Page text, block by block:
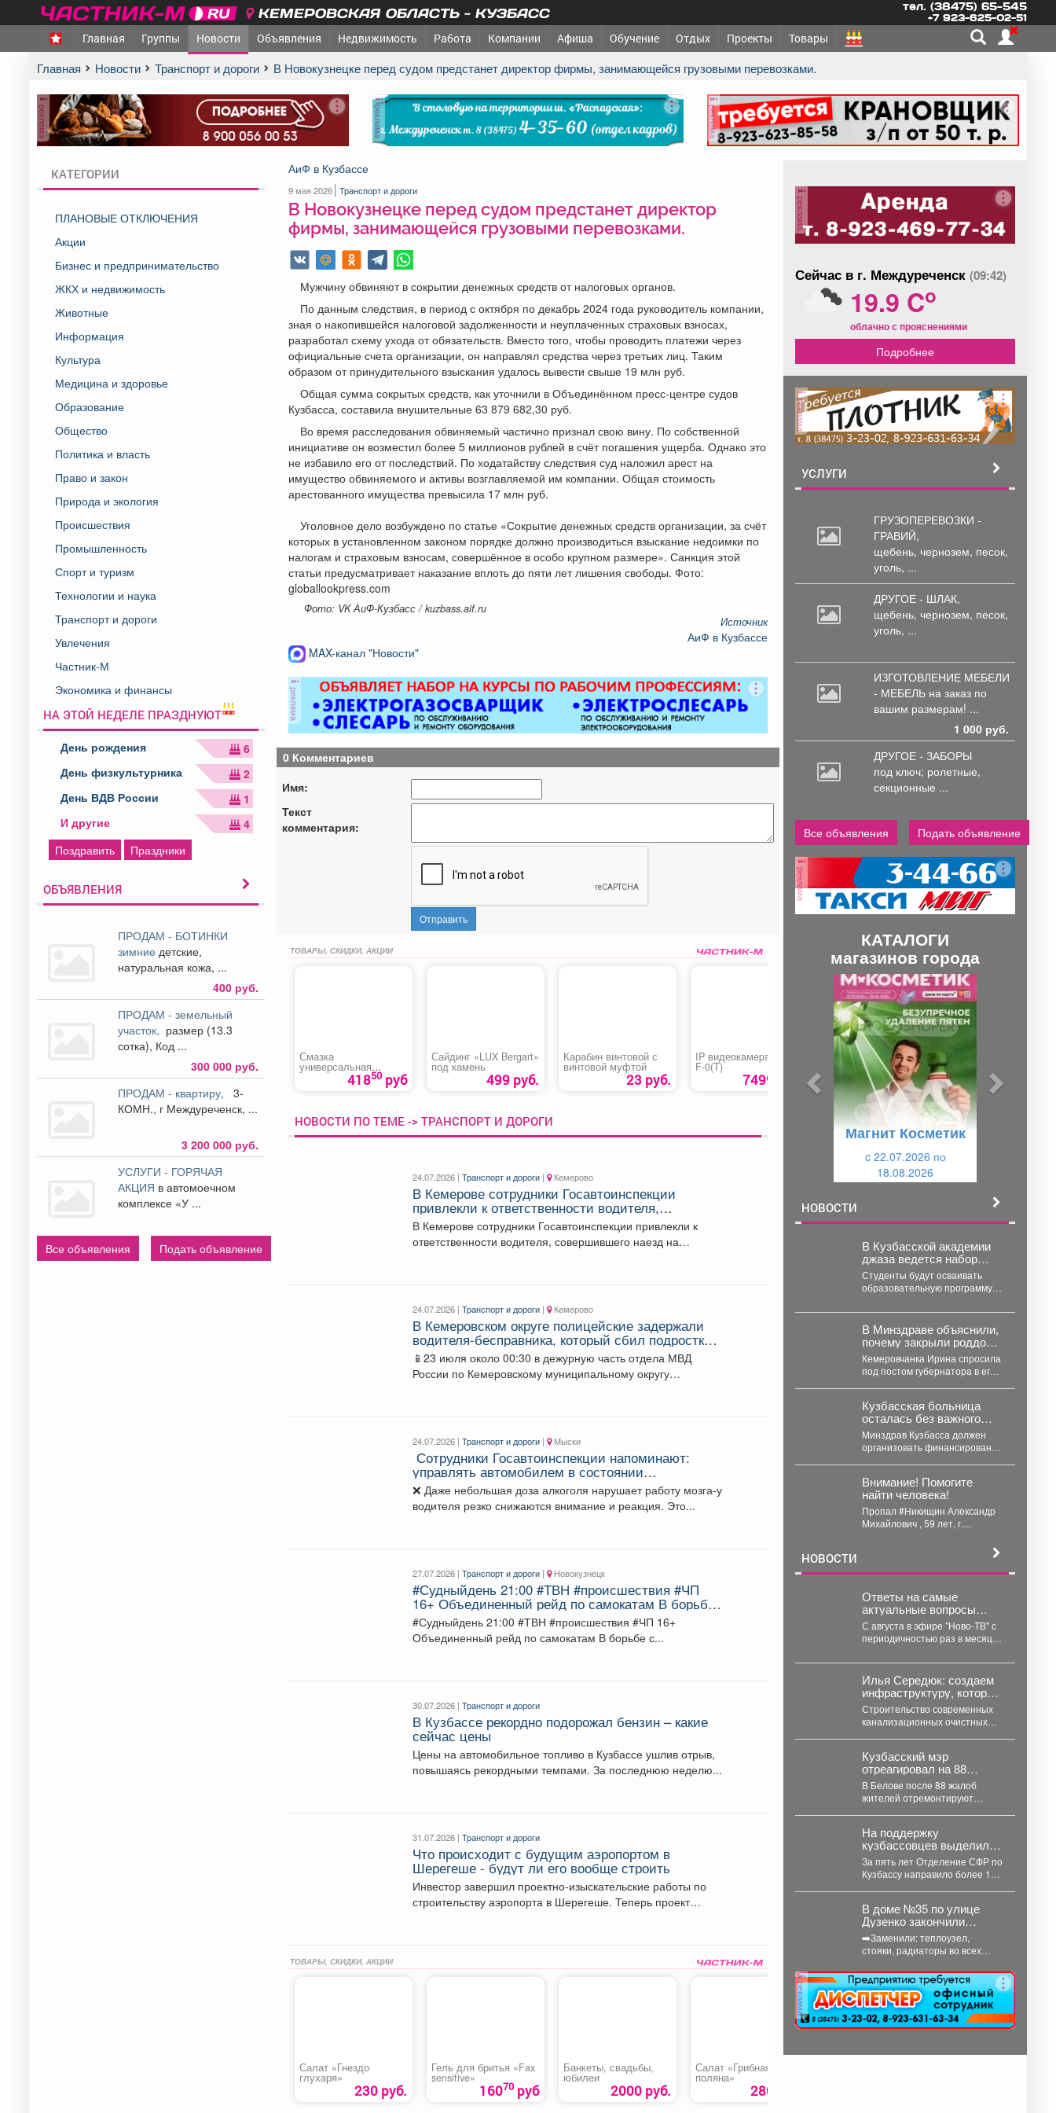
КЕМЕРОВСКАЯ ОБЛАСТЬ - КУЗБАСС тел. (38475) 65-545
+7 923-625-02-51
Главная Группы Новости Объявления Недвижимость Работа Компании Афиша Обучение Отдых Проекты Товары
Главная Новости Транспорт и дороги В Новокузнецке перед судом предстанет директор фирмы, занимающейся грузовыми перевозками.
реклама реклама реклама
КАТЕГОРИИ
ПЛАНОВЫЕ ОТКЛЮЧЕНИЯ
Акции
Бизнес и предпринимательство
ЖКХ и недвижимость
Животные
Информация
Культура
Медицина и здоровье
Образование
Общество
Политика и власть
Право и закон
Природа и экология
Происшествия
Промышленность
Спорт и туризм
Технологии и наука
Транспорт и дороги
Увлечения
Частник-М
Экономика и финансы
НА ЭТОЙ НЕДЕЛЕ ПРАЗДНУЮТ
День рождения
6
День физкультурника
2
День ВДВ России
1
И другие
4
Поздравить
Праздники
ОБЪЯВЛЕНИЯ
ПРОДАМ - БОТИНКИ
зимние детские,
натуральная кожа, ...
400 руб.
ПРОДАМ - земельный
участок, размер (13.3
сотка), Код ...
300 000 руб.
ПРОДАМ - квартиру,
3-
КОМН., г Междуреченск, ...
3 200 000 руб.
УСЛУГИ - ГОРЯЧАЯ
АКЦИЯ в автомоечном
комплексе «У ...
Все объявления Подать объявление
АиФ в Кузбассе
9 мая 2026 Транспорт и дороги
В Новокузнецке перед судом предстанет директор
фирмы, занимающейся грузовыми перевозками.
Мужчину обвиняют в сокрытии денежных средств от налоговых органов.
По данным следствия, в период с октября по декабрь 2024 года руководитель компании,
зная о накопившейся налоговой задолженности и неуплаченных страховых взносах,
разработал схему ухода от обязательств. Вместо того, чтобы проводить платежи через
официальные счета организации, он направлял средства через третьих лиц. Таким
образом от принудительного взыскания удалось вывести свыше 19 млн руб.
Общая сумма сокрытых средств, как уточнили в Объединённом пресс‑центре судов
Кузбасса, составила внушительные 63 879 682,30 руб.
Во время расследования обвиняемый частично признал свою вину. По собственной
инициативе он возместил более 5 миллионов рублей в счёт погашения ущерба. Однако это
не избавило его от последствий. По ходатайству следствия суд наложил арест на
имущество обвиняемого и активы возглавляемой им компании. Общая стоимость
арестованного имущества превысила 17 млн руб.
Уголовное дело возбуждено по статье «Сокрытие денежных средств организации, за счёт
которых в установленном законом порядке должно производиться взыскание недоимки по
налогам и страховым взносам, совершённое в особо крупном размере». Санкция этой
статьи предусматривает наказание вплоть до пяти лет лишения свободы. Фото:
globallookpress.com
Фото: VK АиФ-Кузбасс / kuzbass.aif.ru
Источник
АиФ в Кузбассе
MAX-канал "Новости"
реклама
0 Комментариев
Имя:
Текст
комментария:
Отправить
ТОВАРЫ, СКИДКИ, АКЦИИ
Смазка
универсальная
«Himkod multi»
41850руб
Сайдинг «LUX Bergart»
под камень
499 руб.
Карабин винтовой с
винтовой муфтой
23 руб.
IP видеокaмepa iFlow
F-0(T)
7499 руб.
Автоматическое
проветривание
теплицы
«Термопривод 300С»
1256 руб.
ESAB»
НОВОСТИ ПО ТЕМЕ -> ТРАНСПОРТ И ДОРОГИ
24.07.2026 |Транспорт и дороги | Кемерово
В Кемерове сотрудники Госавтоинспекции
привлекли к ответственности водителя,
совершившего наезд на работника АЗС
В Кемерове сотрудники Госавтоинспекции привлекли к
ответственности водителя, совершившего наезд на
24.07.2026 |Транспорт и дороги | Кемерово
В Кемеровском округе полицейские задержали
водителя-бесправника, который сбил подростка
на питбайке и скрылся с места
📱23 июля около 00:30 в дежурную часть отдела МВД
России по Кемеровскому муниципальному округу
24.07.2026 |Транспорт и дороги | Мыски
Сотрудники Госавтоинспекции напоминают:
управлять автомобилем в состоянии
алкогольного или наркотического опьянения
категорически недопустимо!
❌ Даже небольшая доза алкоголя нарушает работу мозга-у
водителя резко снижаются внимание и реакция. Это...
27.07.2026 |Транспорт и дороги | Новокузнецк
#Судныйдень 21:00 #ТВН #происшествия #ЧП
16+ Объединенный рейд по самокатам В борьбе
с правонарушениями все средства хороши.
#Судныйдень 21:00 #ТВН #происшествия #ЧП 16+
Объединенный рейд по самокатам В борьбе с...
30.07.2026 |Транспорт и дороги
В Кузбассе рекордно подорожал бензин – какие
сейчас цены
Цены на автомобильное топливо в Кузбассе ушлив отрыв,
повышаясь рекордными темпами. За последнюю неделю...
31.07.2026 |Транспорт и дороги
Что происходит с будущим аэропортом в
Шерегеше - будут ли его вообще строить
Инвестор завершил проектно-изыскательские работы по
строительству аэропорта в Шерегеше. Теперь проект
ТОВАРЫ, СКИДКИ, АКЦИИ
Салат «Гнездо
глухаря»
230 руб.
Гель для бритья «Fax
sensitive»
16070руб
Банкеты, свадьбы,
юбилеи
2000 руб.
Салат «Грибная
поляна»
280 руб.
реклама
Сейчас в г. Междуреченск (09:42)
19.9 Co
облачно с прояснениями
Подробнее
реклама
УСЛУГИ
ГРУЗОПЕРЕВОЗКИ -
ГРАВИЙ,
щебень, чернозем, песок,
уголь, ...
ДРУГОЕ - ШЛАК,
щебень, чернозем, песок,
уголь, ...
ИЗГОТОВЛЕНИЕ МЕБЕЛИ
- МЕБЕЛЬ на заказ по
вашим размерам! ...
1 000 руб.
ДРУГОЕ - ЗАБОРЫ
под ключ; ролетные,
секционные ...
Все объявления Подать объявление
реклама
КАТАЛОГИ
магазинов города
Магнит Косметик
c 22.07.2026 по
18.08.2026
НОВОСТИ
В Кузбасской академии
джаза ведется набор
абитуриентов на
специальность
Музыкальное искусство
эстрады.
Студенты будут осваивать
образовательную программу,
артистом Российской
Федерации Игорем Бутманом.
Обучение вокальному
мастерству...
В Минздраве объяснили,
почему закрыли роддом в
Кировском в Кемерове
Кемеровчанка Ирина спросила
под постом губернатора в его
Кузбасская больница
осталась без важного
оборудования – за это
ответил Минздрав
Минздрав Кузбасса должен
организовать финансирование
аппарата в больнице
Мариинска. ...
Внимание! Помогите
найти человека!
Пропал #Никищин Александр
Михайлович , 59 лет, г.
НОВОСТИ
Ответы на самые
актуальные вопросы
новокузнечан и жителей
юга области.
С августа в эфире "Ново-ТВ" с
периодичностью раз в месяц
"Первая студия"...
Илья Середюк: создаем
инфраструктуру, которая
напрямую повышает
качество жизни людей
Строительство современных
канализационных очистных
завершению. На сегодняшний
день готовность...
Кузбасский мэр
отреагировал на 88
жалоб жителей: что
изменится
В Белове после 88 жалоб
жителей отремонтируют
Железнодорожную....
На поддержку
кузбассовцев выделили
143 миллиона: кто
получил помощь
За пять лет Отделение СФР по
Кузбассу направило более 143
работодателей,...
В доме №35 по улице
Дузенко закончили
капитальный ремонт
системы отопления.
➡️Заменили: теплоузел,
стояки, радиаторы во всех
новые биметаллические
батареи (они сделаны...
реклама